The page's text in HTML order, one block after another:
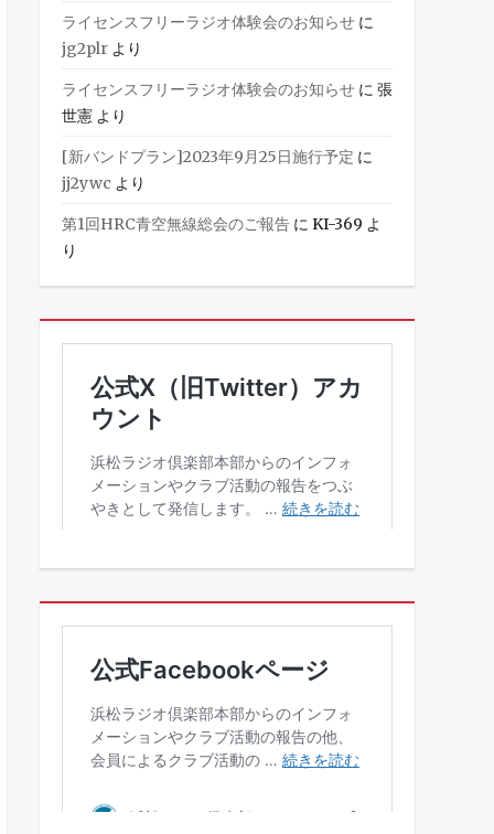
ライセンスフリーラジオ体験会のお知らせ に
jg2plr より
ライセンスフリーラジオ体験会のお知らせ に 張
世憲 より
[新バンドプラン]2023年9月25日施行予定 に
jj2ywc より
第1回HRC青空無線総会のご報告 に KI-369 よ
り